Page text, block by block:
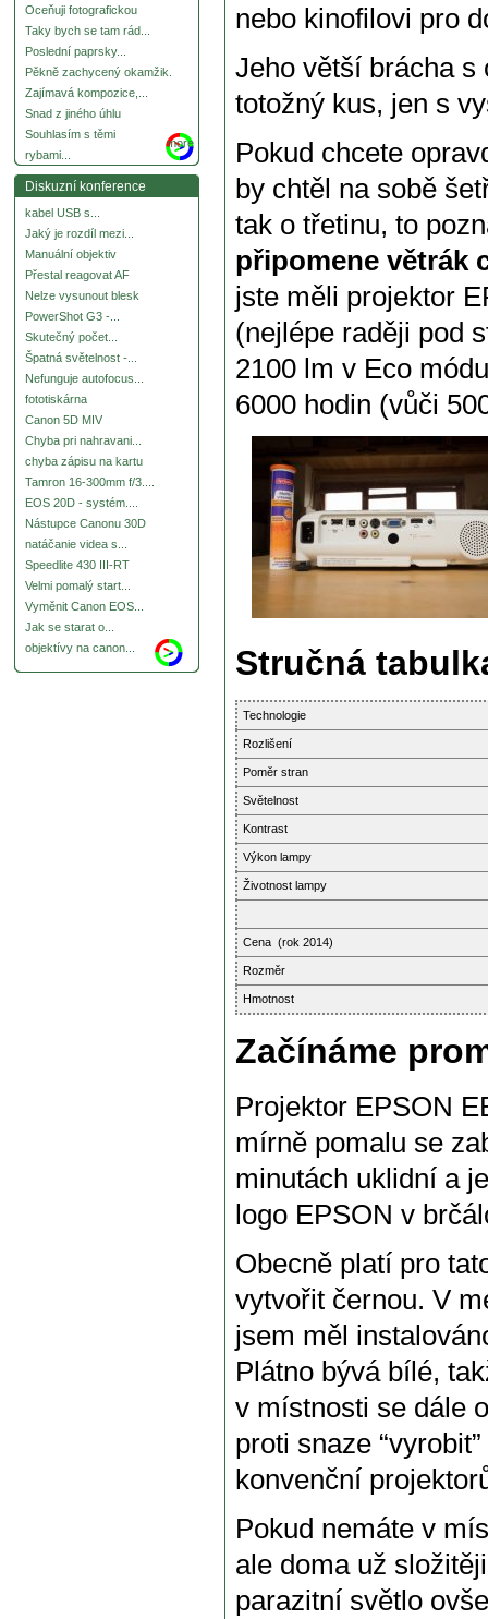
Oceňuji fotografickou
Taky bych se tam rád...
Poslední paprsky...
Pěkně zachycený okamžik.
Zajímavá kompozice,...
Snad z jiného úhlu
Souhlasím s těmi
rybami...
more
Diskuzní konference
kabel USB s...
Jaký je rozdíl mezi...
Manuální objektiv
Přestal reagovat AF
Nelze vysunout blesk
PowerShot G3 -...
Skutečný počet...
Špatná světelnost -...
Nefunguje autofocus...
fototiskárna
Canon 5D MIV
Chyba pri nahravani...
chyba zápisu na kartu
Tamron 16-300mm f/3....
EOS 20D - systém....
Nástupce Canonu 30D
natáčanie videa s...
Speedlite 430 III-RT
Velmi pomalý start...
Vyměnit Canon EOS...
Jak se starat o...
objektívy na canon...
nebo kinofilovi pro
Jeho větší brácha s
totožný kus, jen s
Pokud chcete
by chtěl na sobě
tak o třetinu, to
připomene větrák
jste měli projektor
(nejlépe raději pod
2100 lm v Eco
6000 hodin (vůči
Stručná
Technologie
Rozlišení
Poměr stran
Světelnost
Kontrast
Výkon lampy
Životnost lampy
Cena (rok 2014)
Rozměr
Hmotnost
Začínáme
Projektor EPSON
mírně pomalu se
minutách uklidní a
logo EPSON v
Obecně platí pro
vytvořit černou. V
jsem měl
Plátno bývá bílé,
v místnosti se dále
proti snaze
konvenční
Pokud nemáte v
ale doma už
parazitní světlo